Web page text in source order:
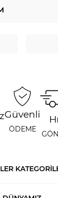
Güvenli
ÖDEME